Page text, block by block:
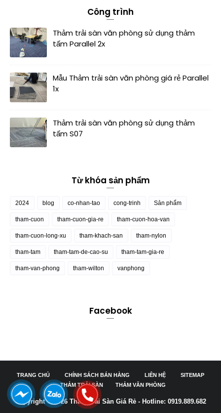
Công trình
Thảm trải sàn văn phòng sử dụng thảm
tấm Parallel 2x
Mẫu Thảm trải sàn văn phòng giá rẻ Parallel
1x
Thảm trải sàn văn phòng sử dụng thảm
tấm S07
Từ khóa sản phẩm
2024 blog co-nhan-tao cong-trinh Sản phẩm
tham-cuon tham-cuon-gia-re tham-cuon-hoa-van
tham-cuon-long-xu tham-khach-san tham-nylon
tham-tam tham-tam-de-cao-su tham-tam-gia-re
tham-van-phong tham-wilton vanphong
Facebook
TRANG CHỦ CHÍNH SÁCH BÁN HÀNG LIÊN HỆ
SITEMAP
THẢM TRẢI SÀN
THẢM VĂN PHÒNG
Copyright © 2026 Thảm Trải Sàn Giá Rẻ - Hotline: 0919.889.682